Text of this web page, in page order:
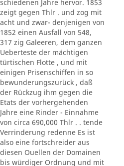
schiedenen Jahre hervor. 1853
zeigt gegen Thlr . und zog mit
acht und zwar- denjenigen von
1852 einen Ausfall von 548,
317 zig Galeeren, dem ganzen
Ueberteste der mächtigen
türtischen Flotte , und mit
einigen Prisenschiffen in so
bewunderungszurück , daß
der Rückzug ihm gegen die
Etats der vorhergehenden
Jahre eine Rinder - Einnahme
von circa 690,000 Thlr . . tende
Verrinderung redenne Es ist
also eine fortschreider aus
diesen Ouellen der Domainen
bis würdiger Ordnung und mit